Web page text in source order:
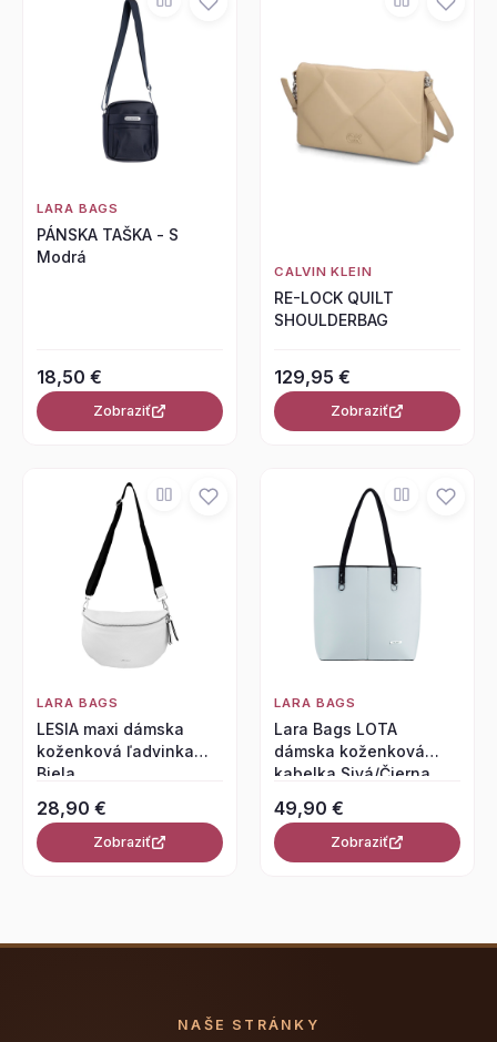
LARA BAGS
PÁNSKA TAŠKA - S
Modrá
18,50 €
Zobraziť
CALVIN KLEIN
RE-LOCK QUILT
SHOULDERBAG
129,95 €
Zobraziť
LARA BAGS
LESIA maxi dámska
koženková ľadvinka
Biela
28,90 €
Zobraziť
LARA BAGS
Lara Bags LOTA
dámska koženková
kabelka Sivá/Čierna
49,90 €
Zobraziť
NAŠE STRÁNKY